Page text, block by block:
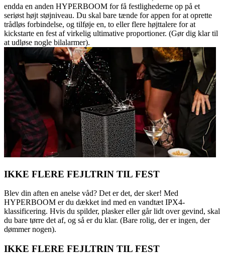
endda en anden HYPERBOOM for få festlighederne op på et
seriøst højt støjniveau. Du skal bare tænde for appen for at oprette
trådløs forbindelse, og tilføje en, to eller flere højttalere for at
kickstarte en fest af virkelig ultimative proportioner. (Gør dig klar til
at udløse nogle bilalarmer).
IKKE FLERE FEJLTRIN TIL FEST
Blev din aften en anelse våd? Det er det, der sker! Med
HYPERBOOM er du dækket ind med en vandtæt IPX4-
klassificering. Hvis du spilder, plasker eller går lidt over gevind, skal
du bare tørre det af, og så er du klar. (Bare rolig, der er ingen, der
dømmer nogen).
IKKE FLERE FEJLTRIN TIL FEST